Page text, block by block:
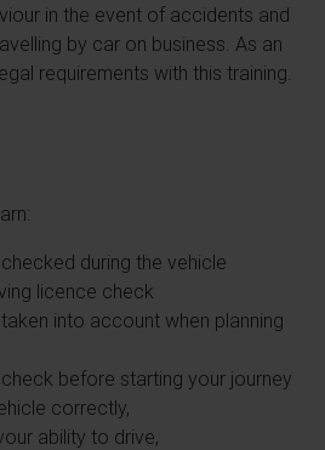
in the event of accidents and
by car on business. As an
requirements with this training.
during the vehicle
licence check
into account when planning
before starting your journey
correctly,
ability to drive,